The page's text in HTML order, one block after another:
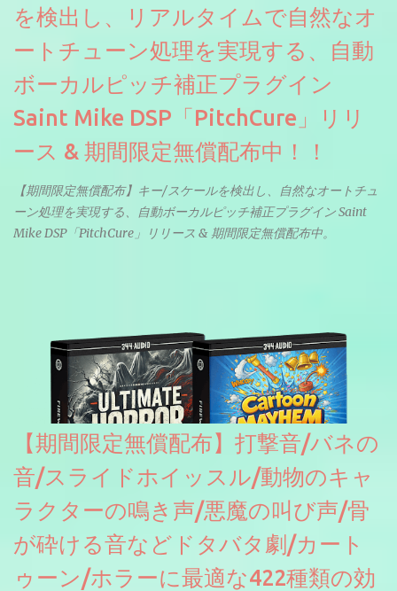
を検出し、リアルタイムで自然なオ
ートチューン処理を実現する、自動
ボーカルピッチ補正プラグイン
Saint Mike DSP「PitchCure」リリ
ース & 期間限定無償配布中！！
【期間限定無償配布】キー/スケールを検出し、自然なオートチュ
ーン処理を実現する、自動ボーカルピッチ補正プラグイン Saint
Mike DSP「PitchCure」リリース & 期間限定無償配布中。
【期間限定無償配布】打撃音/バネの
音/スライドホイッスル/動物のキャ
ラクターの鳴き声/悪魔の叫び声/骨
が砕ける音などドタバタ劇/カート
ゥーン/ホラーに最適な422種類の効